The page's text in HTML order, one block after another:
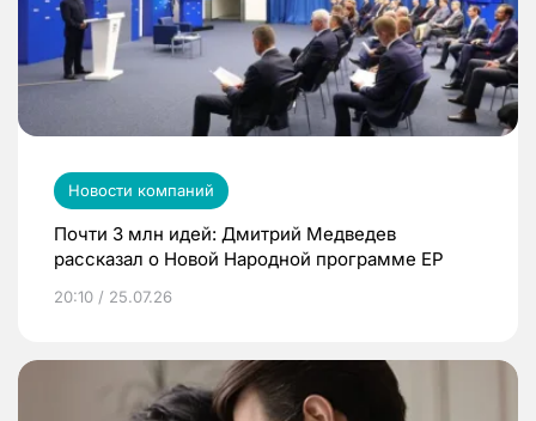
Новости компаний
Почти 3 млн идей: Дмитрий Медведев
рассказал о Новой Народной программе ЕР
20:10 / 25.07.26